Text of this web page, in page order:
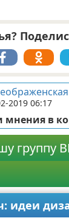
2019 06:17
в
группу
идеи